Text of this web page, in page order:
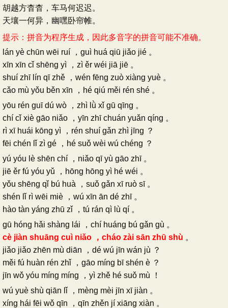
胡越方杳杳，车马何迟迟。
天壤一何异，幽嘿卧帘帷。
提示：拼音为程序生成，因此多音字的拼音可能不准确。
lán yè chūn wēi ruí ，guì huá qiū jiǎo jié 。
xīn xīn cǐ shēng yì ，zì ěr wéi jiā jiē 。
shuí zhī lín qī zhě ，wén fēng zuò xiàng yuè 。
cǎo mù yǒu běn xīn ，hé qiú měi rén shé 。
yōu rén guī dú wò ，zhì lǜ xǐ gū qīng 。
chí cǐ xiè gāo niǎo ，yīn zhī chuán yuǎn qíng 。
rì xī huái kōng yì ，rén shuí gǎn zhì jīng ？
fēi chén lǐ zì gé ，hé suǒ wèi wú chéng ？
yú yóu lè shēn chí ，niǎo qī yù gāo zhī 。
jiē ěr fú yóu yǔ ，hōng hōng yì hé wéi 。
yǒu shēng qǐ bú huà ，suǒ gǎn xī ruò sī 。
shén lǐ rì wēi miè ，wú xīn ān dé zhī 。
hào tàn yáng zhū zǐ ，tú rán qì lù qí 。
gū hóng hǎi shàng lái ，chí huáng bú gǎn gù 。
cè jiàn shuāng cuì niǎo ，cháo zài sān zhū shù 。
jiǎo jiǎo zhēn mù diān ，dé wú jīn wán jù ？
měi fú huàn rén zhǐ ，gāo míng bī shén è ？
jīn wǒ yóu míng míng ，yì zhě hé suǒ mù ！
wú yuè shù qiān lǐ ，mèng mèi jīn xī jiàn 。
xíng hái fēi wǒ qīn ，qīn zhěn jí xiāng xiàn 。